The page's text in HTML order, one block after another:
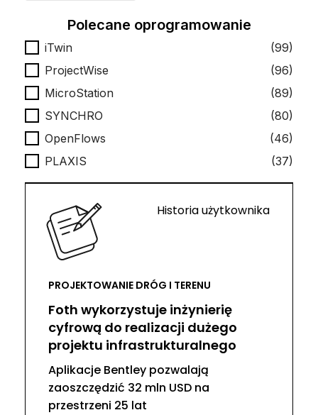
Polecane oprogramowanie
Polecane oprogramowanie
iTwin
(99)
ProjectWise
(96)
MicroStation
(89)
SYNCHRO
(80)
OpenFlows
(46)
PLAXIS
(37)
Historia użytkownika
PROJEKTOWANIE DRÓG I TERENU
Foth wykorzystuje inżynierię
cyfrową do realizacji dużego
projektu infrastrukturalnego
Aplikacje Bentley pozwalają
zaoszczędzić 32 mln USD na
przestrzeni 25 lat